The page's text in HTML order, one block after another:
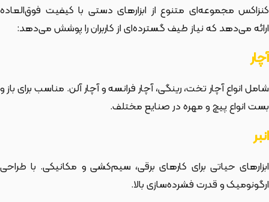
کنزاکس مجموعه‌ای متنوع از ابزارهای دستی با کیفیت فوق‌العاده
ارائه می‌دهد که نیاز طیف گسترده‌ای از کاربران را پوشش می‌دهد:
آچار
شامل انواع آچار تخت، رینگی، آچار فرانسه و آچار آلن. مناسب برای باز و
بست انواع پیچ و مهره در صنایع مختلف.
انبر
ابزارهای حیاتی برای کارهای برقی، سیم‌کشی و مکانیکی. با طراحی
ارگونومیک و قدرت فشرده‌سازی بالا.